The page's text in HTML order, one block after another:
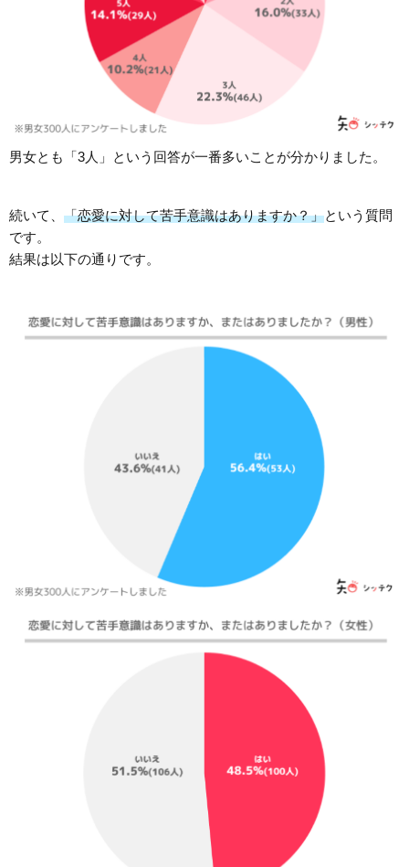
男女とも「3人」という回答が一番多いことが分かりました。
続いて、 「恋愛に対して苦手意識はありますか？」という質問
です。
結果は以下の通りです。